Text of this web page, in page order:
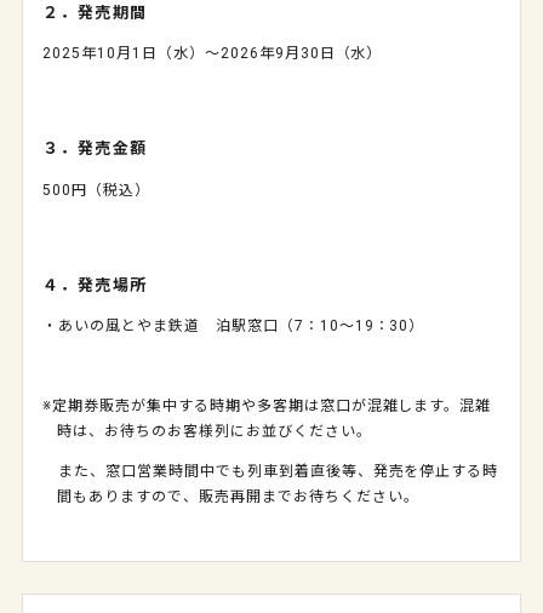
２．発売期間
2025 年10 月 1 日（水）～2026 年9 月 30 日（水）
３．発売金額
500円（税込）
４．発売場所
・あいの風とやま鉄道 泊駅窓口（7 ： 10～19 ： 30 ）
※定期券販売が集中する時期や多客期は窓口が混雑します。混雑
時は、お待ちのお客様列にお並びください。
また、窓口営業時間中でも列車到着直後等、発売を停止する時
間もありますので、販売再開までお待ちください。